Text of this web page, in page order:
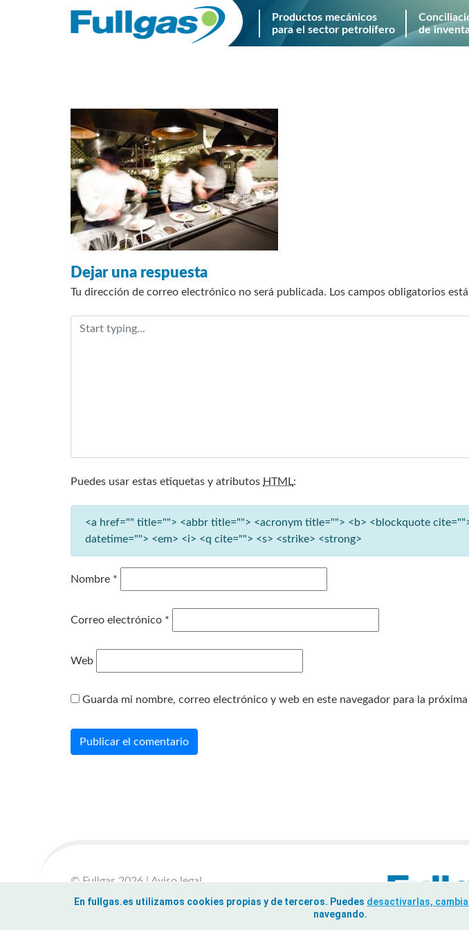
Productos mecánicos
para el sector petrolífero
de
Dejar una respuesta
Tu dirección de correo electrónico no será publicada. Los campos obligatorios
Puedes usar estas etiquetas y atributos HTML:
<a href="" title=""> <abbr title=""> <acronym title=""> <b> <blockquote
datetime=""> <em> <i> <q cite=""> <s> <strike> <strong>
Nombre *
Correo electrónico *
Web
Guarda mi nombre, correo electrónico y web en este navegador para la
© Fullgas 2026 | Aviso legal
Política de privacidad | Política de cookies
En fullgas.es utilizamos cookies propias y de terceros. Puedes desactivarlas,
navegando.